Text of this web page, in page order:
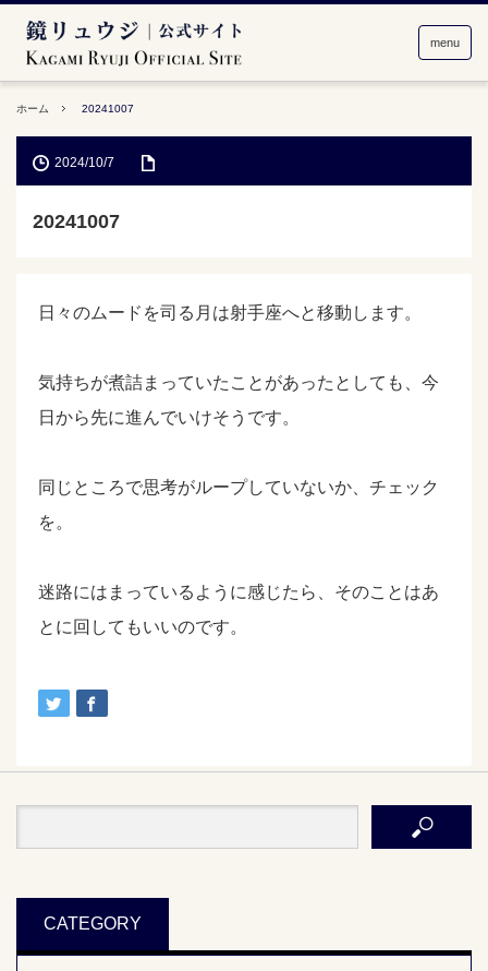
menu
ホーム 20241007
2024/10/7
20241007
日々のムードを司る月は射手座へと移動します。
気持ちが煮詰まっていたことがあったとしても、今
日から先に進んでいけそうです。
同じところで思考がループしていないか、チェック
を。
迷路にはまっているように感じたら、そのことはあ
とに回してもいいのです。
CATEGORY